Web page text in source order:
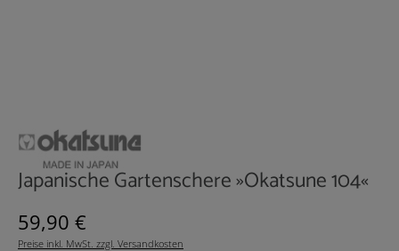
Japanische Gartenschere »Okatsune 104«
Regulärer Preis:
59,90 €
Preise inkl. MwSt. zzgl. Versandkosten